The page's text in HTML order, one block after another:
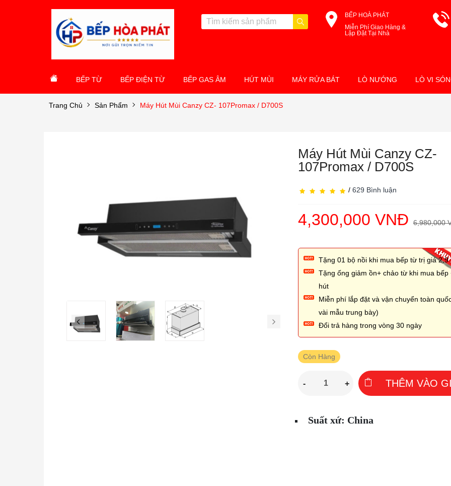
BẾP HOÀ PHÁT
Miễn Phí Giao Hàng &
Lặp Đặt Tại Nhà
BẾP TỪ BẾP ĐIỆN TỪ BẾP GAS ÂM HÚT MÙI MÁY RỬA BÁT LÒ NƯỚNG LÒ VI
Trang Chủ Sản Phẩm Máy Hút Mùi Canzy CZ- 107Promax / D700S
Máy Hút Mùi Canzy CZ-
107Promax / D700S
/ 629 Bình luận
4,300,000 VNĐ 6,980,000
Tặng 01 bộ nồi khi mua bếp từ trị giá 2,̣9
Tặng ống giảm ồn+ chảo từ khi mua bếp
hút
Miễn phí lắp đặt và vận chuyển toàn
vài mẫu trung bày)
Đổi trả hàng trong vòng 30 ngày
Còn Hàng
- + THÊM VÀO
Suất xứ: China